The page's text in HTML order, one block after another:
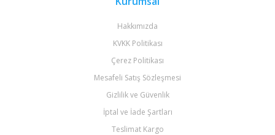
Hakkımızda
KVKK Politikası
Çerez Politikası
Mesafeli Satış Sözleşmesi
Gizlilik ve Güvenlik
İptal ve İade Şartları
Teslimat Kargo